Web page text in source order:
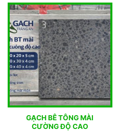
GẠCH BÊ TÔNG MÀI
CƯỜNG ĐỘ CAO